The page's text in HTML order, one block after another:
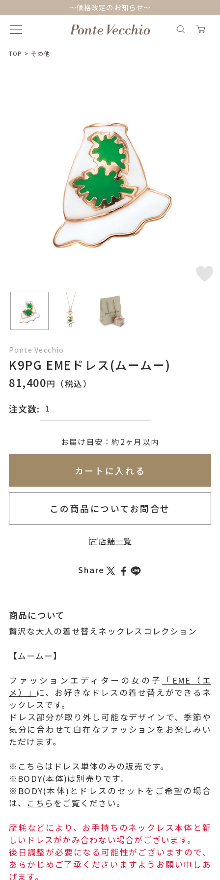
～価格改定のお知らせ～
TOP > その他
Ponte Vecchio
K9PG EMEドレス(ムームー)
81,400円（税込）
注文数:
(刻印について)※必ず選択ください
お届け目安：約2ヶ月以内
カートに入れる
この商品についてお問合せ
店舗一覧
Share
商品について
贅沢な大人の着せ替えネックレスコレクション
【ムームー】
ファッションエディターの女の子
「EME（エ
メ）」 に、お好きなドレスの着せ替えができるネ
ックレスです。
ドレス部分が取り外し可能なデザインで、季節や
気分に合わせて自在なファッションをお楽しみい
ただけます。
※こちらはドレス単体のみの販売です。
※BODY(本体)は別売りです。
※BODY(本体)とドレスのセットをご希望の場合
は、
こちらをご覧ください。
摩耗などにより、お手持ちのネックレス本体と新
しいドレスがかみ合わない場合がございます。
後日調整が必要になる可能性がございますので、
あらかじめご了承くださいますようお願い申しあ
げます。